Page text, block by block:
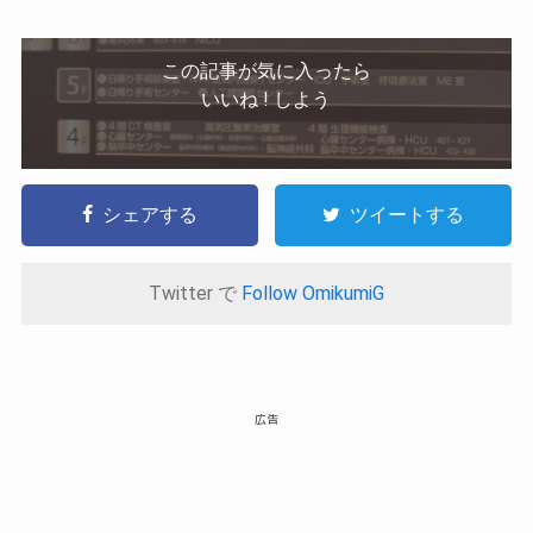
この記事が気に入ったら
いいね ! しよう
シェアする ツイートする
Twitter で Follow OmikumiG
広告